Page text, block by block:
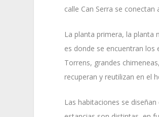
calle Can Serra se
La planta primera, la planta
es donde se encuentran
Torrens, grandes
recuperan y reutilizan en el
Las habitaciones se